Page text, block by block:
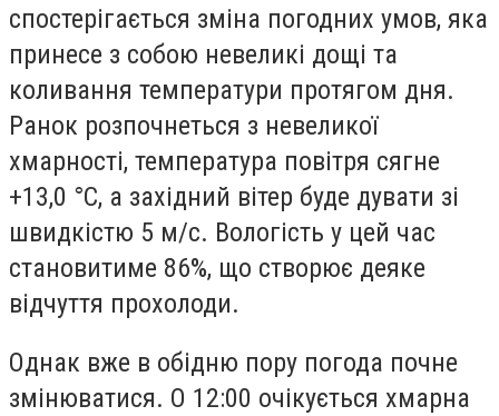
спостерігається зміна погодних умов, яка
принесе з собою невеликі дощі та
коливання температури протягом дня.
Ранок розпочнеться з невеликої
хмарності, температура повітря сягне
+13,0 °С, а західний вітер буде дувати зі
швидкістю 5 м/с. Вологість у цей час
становитиме 86%, що створює деяке
відчуття прохолоди.
Однак вже в обідню пору погода почне
змінюватися. О 12:00 очікується хмарна